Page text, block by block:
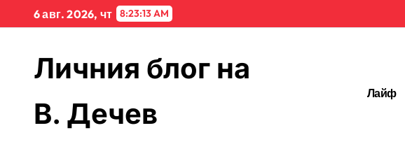
6 авг. 2026, чт 8:23:13 AM
Личния блог на
В. Дечев
Лайф